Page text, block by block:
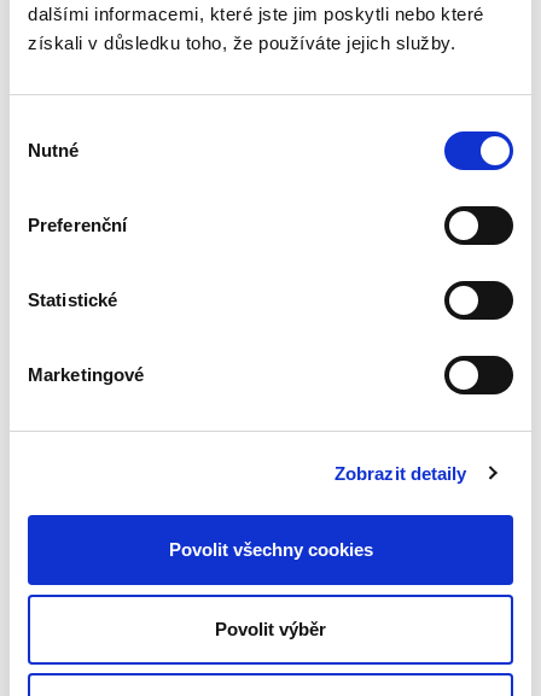
dalšími informacemi, které jste jim poskytli nebo které
získali v důsledku toho, že používáte jejich služby.
souhlasu
Nutné
Preferenční
Statistické
Marketingové
Zobrazit detaily
Povolit všechny cookies
Povolit výběr
sporného
V českém prostředí unikátní publikace
juniorním absolventům právnických fakult
začínajícím v justici či...
Tvorba a distribuce